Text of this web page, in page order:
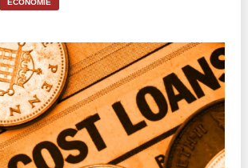
ECONOMIE